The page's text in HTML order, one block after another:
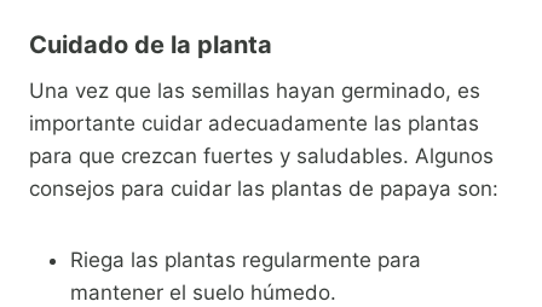
Cuidado de la planta
Una vez que las semillas hayan germinado, es
importante cuidar adecuadamente las plantas
para que crezcan fuertes y saludables. Algunos
consejos para cuidar las plantas de papaya son:
Riega las plantas regularmente para
mantener el suelo húmedo.